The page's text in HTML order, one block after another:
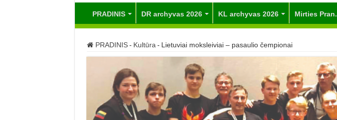
PRADINIS DR archyvas 2026 KL archyvas 2026 Mirties Pran.
PRADINIS - Kultūra - Lietuviai moksleiviai – pasaulio čempionai